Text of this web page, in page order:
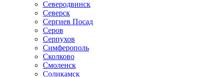
Северодвинск
Северск
Сергиев Посад
Серов
Серпухов
Симферополь
Сколково
Смоленск
Соликамск